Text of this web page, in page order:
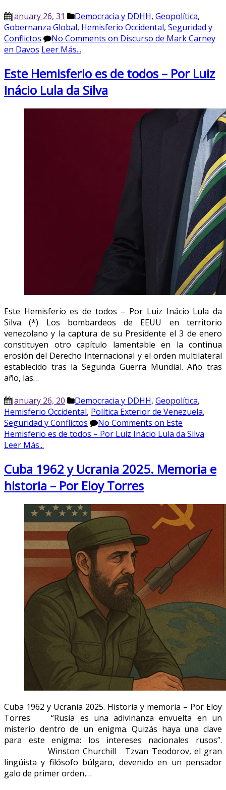
January 26, 31 Democracia y DDHH, Geopolítica,
Gobernanza Global, Hemisferio Occidental, Seguridad y
Conflictos
No Comments on Discurso de Mark Carney
en Davos Leer Más...
Este Hemisferio es de todos – Por Luiz
Inácio Lula da Silva
Este Hemisferio es de todos – Por Luiz Inácio Lula da
Silva (*) Los bombardeos de EEUU en territorio
venezolano y la captura de su Presidente el 3 de enero
constituyen otro capítulo lamentable en la continua
erosión del Derecho Internacional y el orden multilateral
establecido tras la Segunda Guerra Mundial. Año tras
año, las…
January 26, 20 Democracia y DDHH, Geopolítica,
Hemisferio Occidental, Política Exterior de Venezuela,
Seguridad y Conflictos
No Comments on Este
Hemisferio es de todos – Por Luiz Inácio Lula da Silva
Leer Más...
Cuba 1962 y Ucrania 2025. Memoria e
historia – Por Eloy Torres
Cuba 1962 y Ucrania 2025. Historia y memoria – Por Eloy
Torres “Rusia es una adivinanza envuelta en un
misterio dentro de un enigma. Quizás haya una clave
para este enigma: los intereses nacionales rusos”.
Winston Churchill Tzvan Teodorov, el gran
lingüista y filósofo búlgaro, devenido en un pensador
galo de primer orden,…